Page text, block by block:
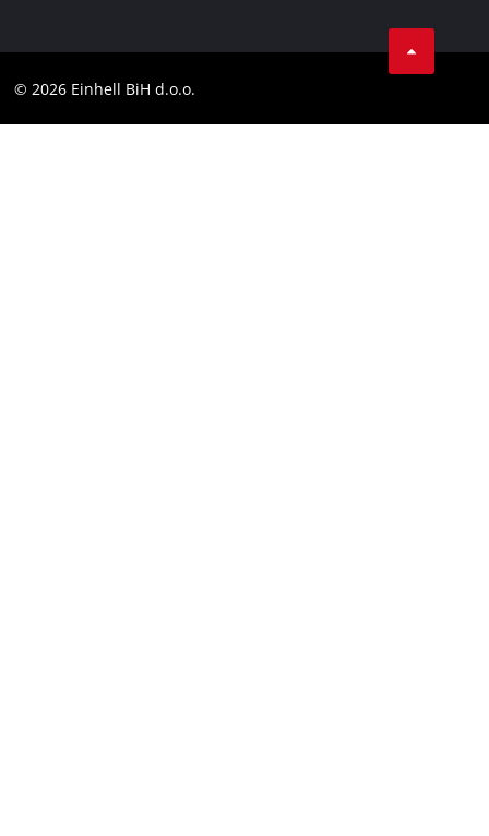
Compliance
YouТube
© 2026 Einhell BiH d.o.o.